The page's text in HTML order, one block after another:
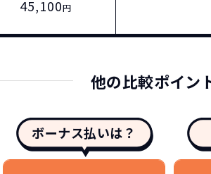
45,100円
他の比較ポイン
ボーナス払いは？